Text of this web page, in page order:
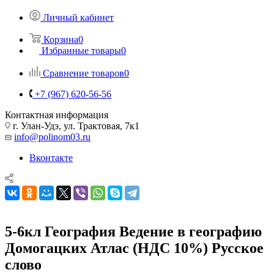
Личный кабинет
Корзина0
Избранные товары0
Сравнение товаров0
+7 (967) 620-56-56
Контактная информация
г. Улан-Удэ, ул. Трактовая, 7к1
info@polinom03.ru
Вконтакте
5-6кл География Ведение в географию
Домогацких Атлас (НДС 10%) Русское
слово